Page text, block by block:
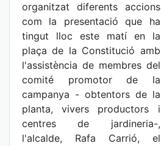
organitzat diferents accions
com la presentació que ha
tingut lloc este matí en la
plaça de la Constitució amb
l'assistència de membres del
comité promotor de la
campanya - obtentors de la
planta, vivers productors i
centres de jardineria-,
l'alcalde, Rafa Carrió, el